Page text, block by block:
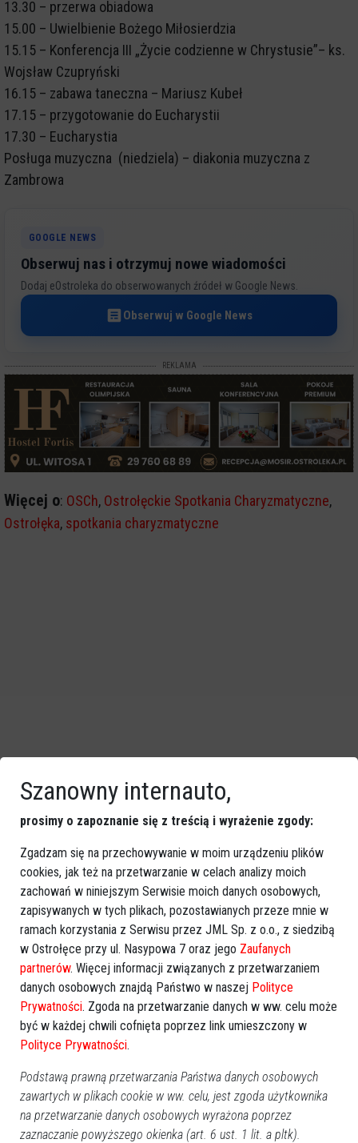
13.30 – przerwa obiadowa
15.00 – Uwielbienie Bożego Miłosierdzia
15.15 – Konferencja III „Życie codzienne w Chrystusie”– ks.
Wojsław Czupryński
16.15 – zabawa taneczna – Mariusz Kubeł
17.15 – przygotowanie do Eucharystii
17.30 – Eucharystia
Posługa muzyczna (niedziela) – diakonia muzyczna z
Zambrowa
GOOGLE NEWS
Obserwuj nas i otrzymuj nowe wiadomości
Dodaj eOstroleka do obserwowanych źródeł w Google News.
Obserwuj w Google News
REKLAMA
Więcej o: OSCh, Ostrołęckie Spotkania Charyzmatyczne,
Ostrołęka, spotkania charyzmatyczne
Szanowny internauto,
prosimy o zapoznanie się z treścią i wyrażenie zgody:
Zgadzam się na przechowywanie w moim urządzeniu plików
cookies, jak też na przetwarzanie w celach analizy moich
zachowań w niniejszym Serwisie moich danych osobowych,
zapisywanych w tych plikach, pozostawianych przeze mnie w
ramach korzystania z Serwisu przez JML Sp. z o.o., z siedzibą
w Ostrołęce przy ul. Nasypowa 7 oraz jego Zaufanych
partnerów. Więcej informacji związanych z przetwarzaniem
danych osobowych znajdą Państwo w naszej Polityce
Prywatności. Zgoda na przetwarzanie danych w ww. celu może
być w każdej chwili cofnięta poprzez link umieszczony w
Polityce Prywatności.
Podstawą prawną przetwarzania Państwa danych osobowych
zawartych w plikach cookie w ww. celu, jest zgoda użytkownika
na przetwarzanie danych osobowych wyrażona poprzez
zaznaczanie powyższego okienka (art. 6 ust. 1 lit. a pltk).